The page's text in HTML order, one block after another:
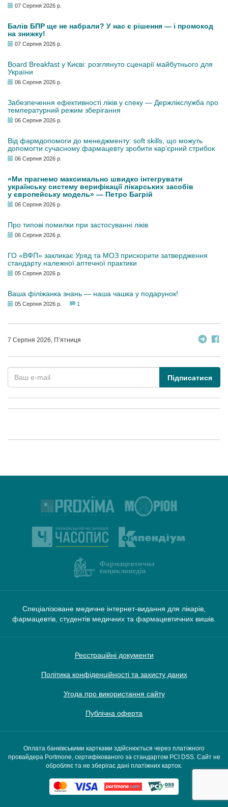
07 Серпня 2026 р.
Балів БПР ще не набрали? У нас є рішення — і промокод
на знижку!
07 Серпня 2026 р.
Board Breakfast у Києві: розглянуто сценарії майбутнього для
України
06 Серпня 2026 р.
Забезпечення ефективності ліків у спеку — Держлікслужба про
температурний режим зберігання
06 Серпня 2026 р.
Від фармдопомоги до менеджменту: soft skills, що можуть
допомогти сучасному фармацевту зробити кар’єрний стрибок
06 Серпня 2026 р.
«Ми прагнемо максимально швидко інтегрувати
українську систему верифікації лікарських засобів
у європейську модель» — Петро Багрій
06 Серпня 2026 р.
Про типові помилки при застосуванні ліків
06 Серпня 2026 р.
ГО «ВФП» закликає Уряд та МОЗ прискорити затвердження
стандарту належної аптечної практики
05 Серпня 2026 р.
Ваша філіжанка знань — наша чашка у подарунок!
05 Серпня 2026 р. 1
7 Серпня 2026, П’ятниця
Підписатися
Спеціалізоване медичне інтернет-видання для лікарів,
фармацевтів, студентів медичних та фармацевтичних вишів.
Реєстраційні документи
Політика конфіденційності та захисту даних
Угода про використання сайту
Публічна оферта
Оплата банківськими картками здійснюється через платіжного
провайдера Portmone, сертифікованого за стандартом PCI DSS. Сайт не
обробляє та не зберігає дані платіжних карток.